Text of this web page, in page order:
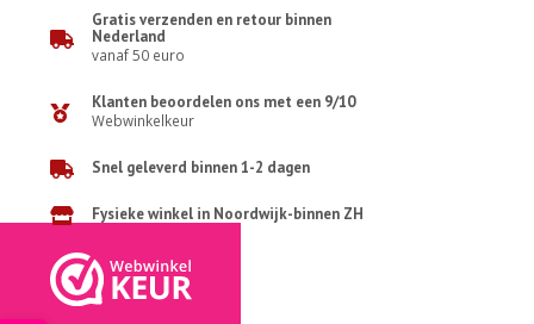
Gratis verzenden en retour binnen
Nederland
vanaf 50 euro
Klanten beoordelen ons met een 9/10
Webwinkelkeur
Snel geleverd binnen 1-2 dagen
Fysieke winkel in Noordwijk-binnen ZH